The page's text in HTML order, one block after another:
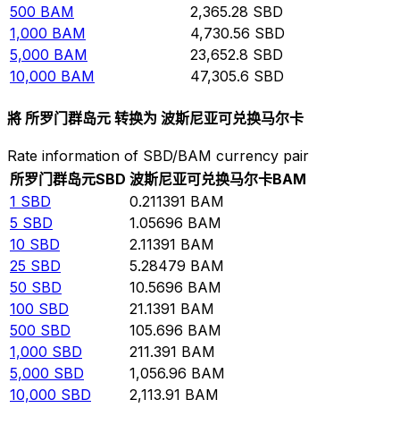
500 BAM 2,365.28 SBD
1,000 BAM 4,730.56 SBD
5,000 BAM 23,652.8 SBD
10,000 BAM 47,305.6 SBD
將 所罗门群岛元 转换为 波斯尼亚可兑换马尔卡
Rate information of SBD/BAM currency pair
所罗门群岛元SBD 波斯尼亚可兑换马尔卡BAM
1 SBD 0.211391 BAM
5 SBD 1.05696 BAM
10 SBD 2.11391 BAM
25 SBD 5.28479 BAM
50 SBD 10.5696 BAM
100 SBD 21.1391 BAM
500 SBD 105.696 BAM
1,000 SBD 211.391 BAM
5,000 SBD 1,056.96 BAM
10,000 SBD 2,113.91 BAM